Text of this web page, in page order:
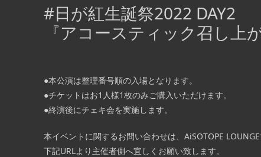
#日が紅生誕祭2022 DAY2
『アコースティック召し上
●本公演は整理番号順の入場となります。
●チケットはお1人様1枚のみご購入いただけます。
●終演後にチェキ会を実施します。
本イベントに関するお問い合わせは、AiSOTOPE
下記URLより主催者側へ宜しくお願い致します。